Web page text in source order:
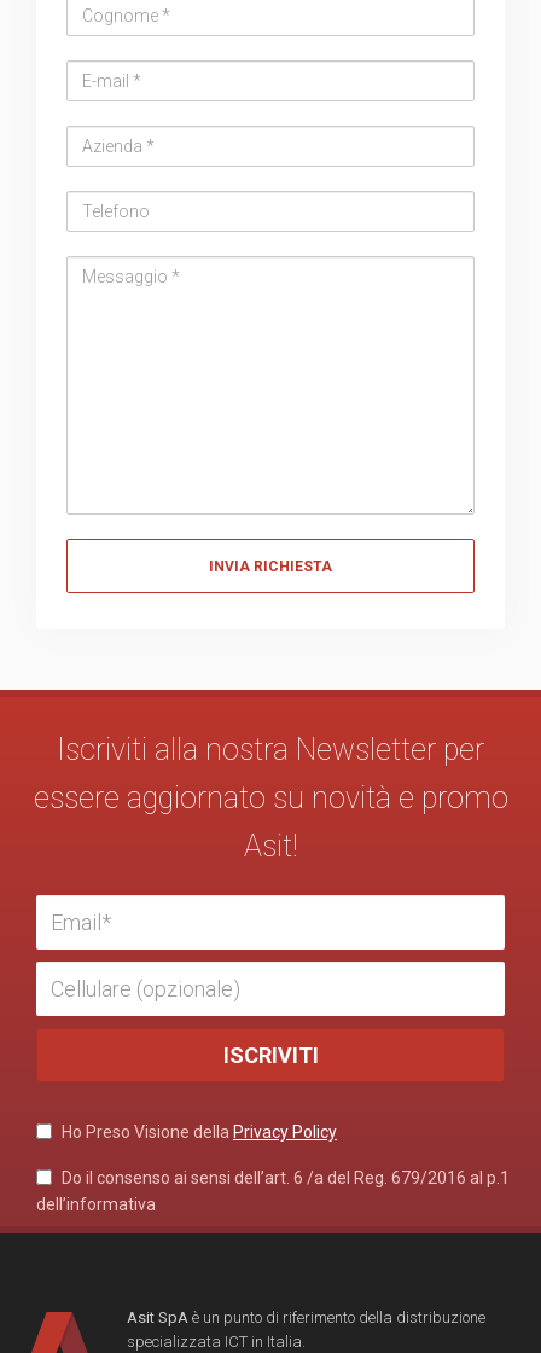
address
Iscriviti alla nostra Newsletter per
essere aggiornato su novità e promo
Asit!
Ho Preso Visione della Privacy Policy
Do il consenso ai sensi dell’art. 6 /a del Reg. 679/2016 al p.1
dell’informativa
Asit SpA è un punto di riferimento della distribuzione
specializzata ICT in Italia.